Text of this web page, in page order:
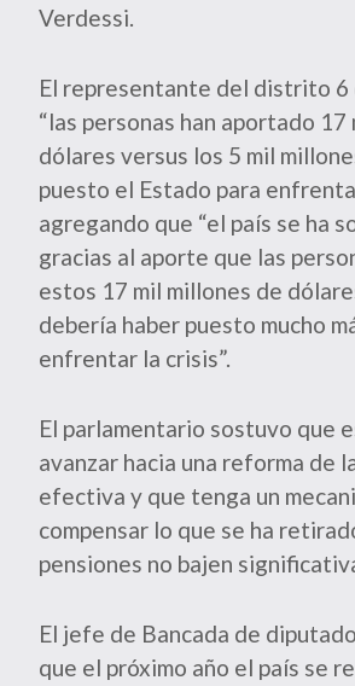
Verdessi.
El representante del distrito 6
“las personas han aportado 17
dólares versus los 5 mil
puesto el Estado para
agregando que “el país se ha
gracias al aporte que las
estos 17 mil millones de
debería haber puesto mucho
enfrentar la crisis”.
El parlamentario sostuvo que
avanzar hacia una reforma de
efectiva y que tenga un
compensar lo que se ha
pensiones no bajen
El jefe de Bancada de
que el próximo año el país se